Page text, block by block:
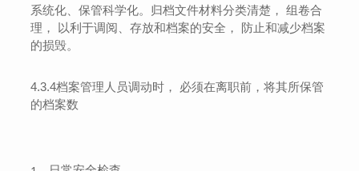
系统化、保管科学化。归档文件材料分类清楚 ， 组卷合
理 ， 以利于调阅、存放和档案的安全 ，
防止和减少档案
的损毁。
4.3.4档案管理人员调动时 ，
必须在离职前，将其所保管
的档案数